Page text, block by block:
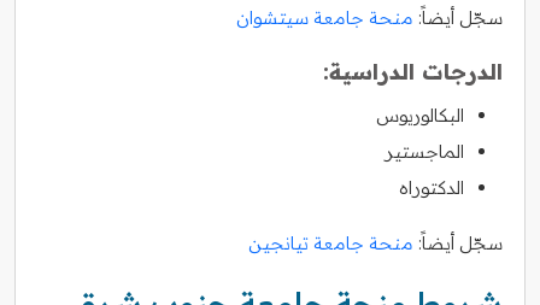
سجّل أيضاً: منحة جامعة سيتشوان
الدرجات الدراسية:
البكالوريوس
الماجستير
الدكتوراه
سجّل أيضاً: منحة جامعة تيانجين